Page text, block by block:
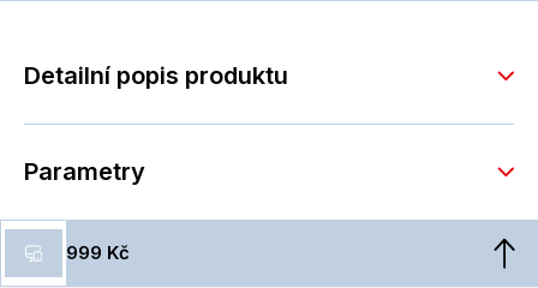
Detailní popis produktu
Parametry
999 Kč